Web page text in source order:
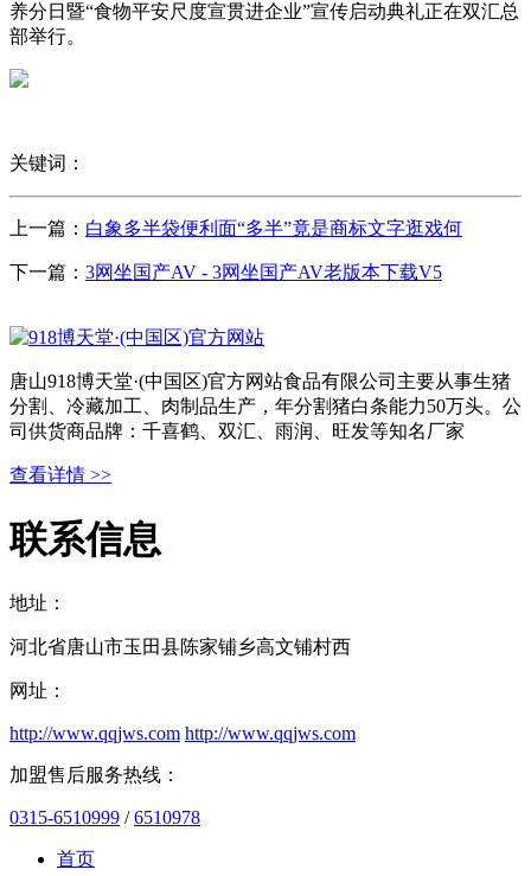
养分日暨“食物平安尺度宣贯进企业”宣传启动典礼正在双汇总
部举行。
关键词：
上一篇： 白象多半袋便利面“多半”竟是商标文字逛戏何
下一篇： 3网坐国产AV - 3网坐国产AV老版本下载V5
唐山918博天堂·(中国区)官方网站食品有限公司主要从事生猪
分割、冷藏加工、肉制品生产，年分割猪白条能力50万头。公
司供货商品牌：千喜鹤、双汇、雨润、旺发等知名厂家
查看详情 >>
联系信息
地址：
河北省唐山市玉田县陈家铺乡高文铺村西
网址：
http://www.qqjws.com http://www.qqjws.com
加盟售后服务热线：
0315-6510999 /6510978
首页